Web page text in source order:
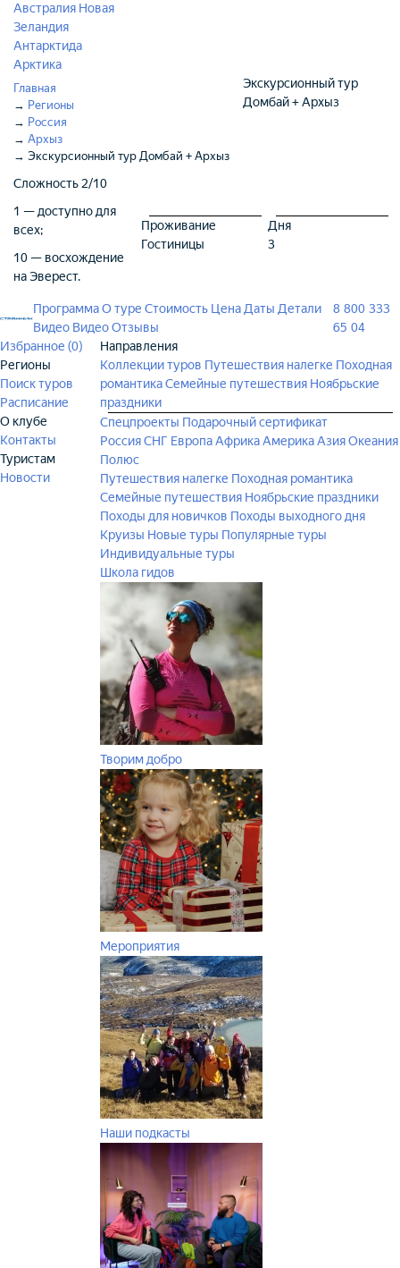
Австралия Новая
Зеландия
Антарктида
Арктика
Главная
→ Регионы
→ Россия
→ Архыз
→ Экскурсионный тур Домбай + Архыз
Экскурсионный тур
Домбай + Архыз
Сложность 2/10
1 — доступно для
всех;
10 — восхождение
на Эверест.
Проживание
Гостиницы
Дня
3
Программа О туре Стоимость Цена Даты Детали
Видео Видео Отзывы
8 800 333
65 04
Избранное (0)
Регионы
Поиск туров
Расписание
О клубе
Контакты
Туристам
Новости
Направления
Коллекции туров Путешествия налегке Походная
романтикаСемейные путешествия Ноябрьские
праздники
Спецпроекты Подарочный сертификат
РоссияСНГ ЕвропаАфрикаАмерикаАзияОкеания
Полюс
Путешествия налегке Походная романтика
Семейные путешествия Ноябрьские праздники
Походы для новичков Походы выходного дня
Круизы Новые туры Популярные туры
Индивидуальные туры
Школа гидов
Творим добро
Мероприятия
Наши подкасты